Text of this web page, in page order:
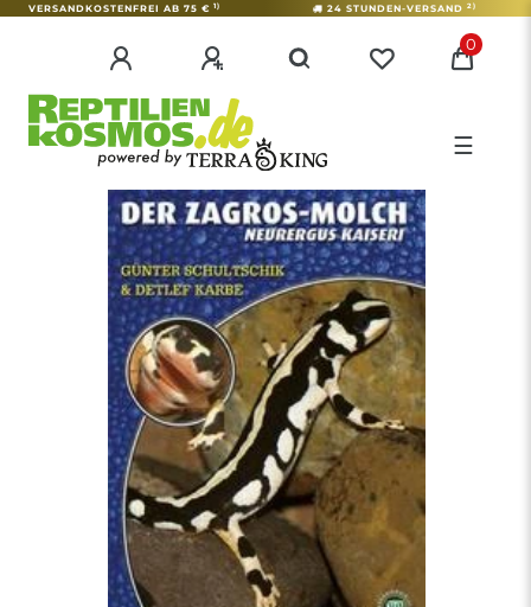
VERSANDKOSTENFREI AB 75 € 1) 24 STUNDEN-VERSAND 2)
0
☰